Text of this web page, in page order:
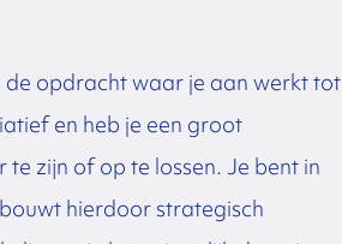
opdracht waar je aan werkt tot
en heb je een groot
zijn of op te lossen. Je bent in
hierdoor strategisch